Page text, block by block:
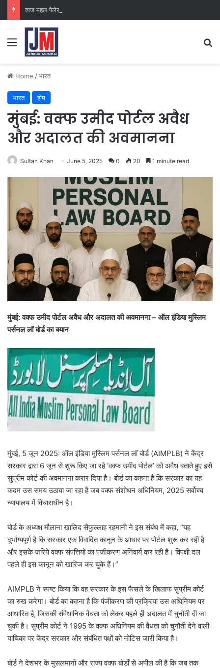
ताज महल पैलेस
Home /भारत
भारत होम
मुंबई: वक्फ उमीद पोर्टल अवैध
और अदालत की अवमानना
Sultan Khan June 5, 2025 0 20 1 minute read
मुंबई: वक्फ उमीद पोर्टल अवैध और अदालत की अवमानना – ऑल इंडिया मुस्लिम
पर्सनल लॉ बोर्ड का बयान
मुंबई, 5 जून 2025: ऑल इंडिया मुस्लिम पर्सनल लॉ बोर्ड (AIMPLB) ने केंद्र
सरकार द्वारा 6 जून से शुरू किए जा रहे ‘वक्फ उमीद पोर्टल’ को अवैध बताते हुए इसे
सुप्रीम कोर्ट की अवमानना करार दिया है। बोर्ड का कहना है कि सरकार का यह
कदम उस समय उठाया जा रहा है जब वक्फ संशोधन अधिनियम, 2025 सर्वोच्च
न्यायालय में विचाराधीन है।
बोर्ड के अध्यक्ष मौलाना खालिद सैफुल्लाह रहमानी ने इस संबंध में कहा, “यह
दुर्भाग्यपूर्ण है कि सरकार एक विवादित कानून के आधार पर पोर्टल शुरू कर रही है
और इसके ज़रिये वक्फ संपत्तियों का पंजीकरण अनिवार्य कर रही है। विपक्षी दल
पहले ही इस कानून को खारिज कर चुके हैं।”
AIMPLB ने स्पष्ट किया कि वह सरकार के इस फैसले के खिलाफ सुप्रीम कोर्ट
का रुख करेगा। बोर्ड का कहना है कि पंजीकरण की प्रक्रिया उस अधिनियम पर
आधारित है, जिसकी संवैधानिक वैधता को लेकर पहले ही अदालत में चुनौती दी जा
चुकी है। सुप्रीम कोर्ट ने 1995 के वक्फ अधिनियम की वैधता को चुनौती देने वाली
याचिका पर केंद्र सरकार और संबंधित पक्षों को नोटिस जारी किया है।
बोर्ड ने देशभर के मुसलमानों और राज्य वक्फ बोर्डों से अपील की है कि जब तक